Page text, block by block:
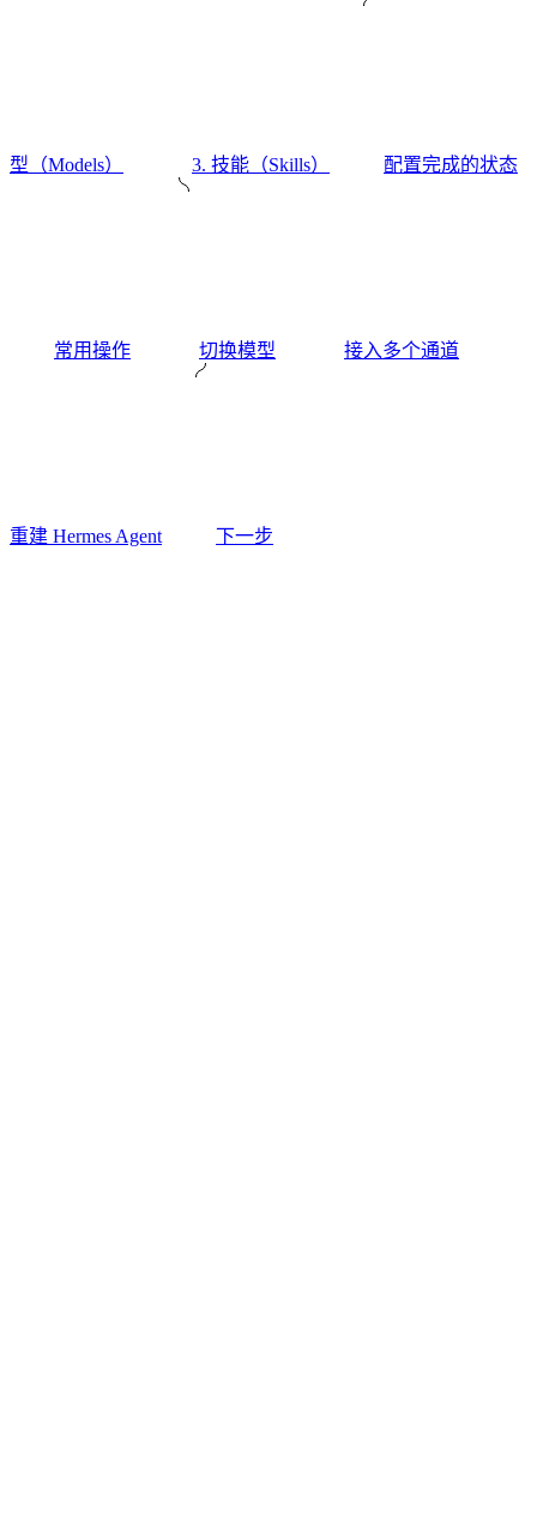
型（Models） 3. 技能（Skills） 配置完成的状态
常用操作 切换模型 接入多个通道
重建 Hermes Agent 下一步